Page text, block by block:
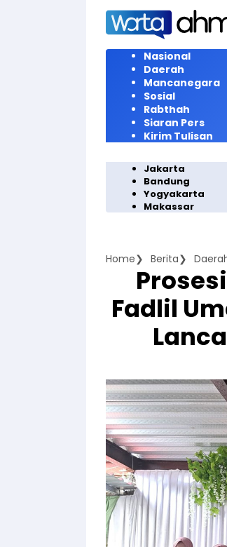
Langsung
konten
Nasional
Daerah
Mancanegara
Sosial
Rabthah
Siaran Pers
Kirim Tulisan
Jakarta
Bandung
Yogyakarta
Makassar
Home Berita
Fadlil